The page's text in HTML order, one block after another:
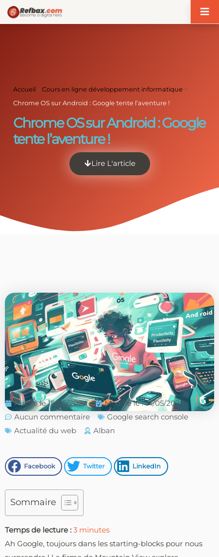
Accueil >Cours en ligne développement informatique >
Chrome OS sur Android : Google tente l’aventure !
Chrome OS sur Android : Google
tente l’aventure !
Lire L'article
Publié le 14/05/2024
Modifié le : 14/05/2024
Aucun commentaire
Google search console
Actualité du web
Alban
Facebook Twitter LinkedIn
Sommaire
Temps de lecture : 3 minutes
Ah Google, toujours dans les starting-blocks pour nous
Panneau de gestion des cookies